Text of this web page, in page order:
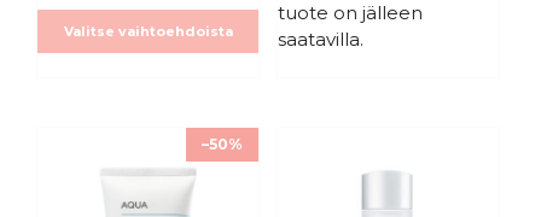
Valitse vaihtoehdoista
tuote on jälleen
saatavilla.
–50%